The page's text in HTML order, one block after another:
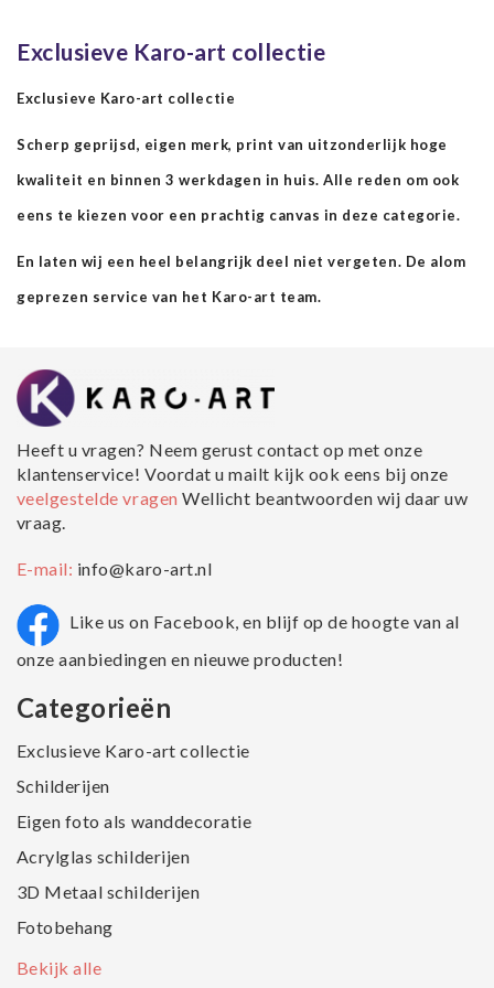
Exclusieve Karo-art collectie
Exclusieve Karo-art collectie
Scherp geprijsd, eigen merk, print van uitzonderlijk hoge
kwaliteit en binnen 3 werkdagen in huis. Alle reden om ook
eens te kiezen voor een prachtig canvas in deze categorie.
En laten wij een heel belangrijk deel niet vergeten. De alom
geprezen service van het Karo-art team.
Heeft u vragen? Neem gerust contact op met onze
klantenservice! Voordat u mailt kijk ook eens bij onze
veelgestelde vragenWellicht beantwoorden wij daar uw
vraag.
E-mail: info@karo-art.nl
Like us on Facebook, en blijf op de hoogte van al
onze aanbiedingen en nieuwe producten!
Categorieën
Exclusieve Karo-art collectie
Schilderijen
Eigen foto als wanddecoratie
Acrylglas schilderijen
3D Metaal schilderijen
Fotobehang
Bekijk alle